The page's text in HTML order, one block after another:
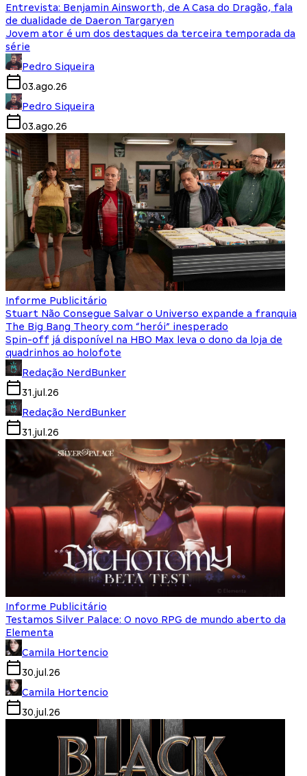
Entrevista: Benjamin Ainsworth, de A Casa do Dragão, fala
de dualidade de Daeron Targaryen
Jovem ator é um dos destaques da terceira temporada da
série
Pedro Siqueira
03.ago.26
Pedro Siqueira
03.ago.26
Informe Publicitário
Stuart Não Consegue Salvar o Universo expande a franquia
The Big Bang Theory com “herói” inesperado
Spin-off já disponível na HBO Max leva o dono da loja de
quadrinhos ao holofote
Redação NerdBunker
31.jul.26
Redação NerdBunker
31.jul.26
Informe Publicitário
Testamos Silver Palace: O novo RPG de mundo aberto da
Elementa
Camila Hortencio
30.jul.26
Camila Hortencio
30.jul.26